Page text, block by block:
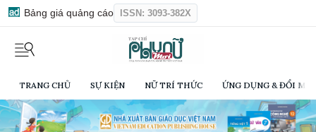
Bảng giá quảng cáo ISSN: 3093-382X
TRANG CHỦ SỰ KIỆN NỮ TRÍ THỨC ỨNG DỤNG & ĐỔI